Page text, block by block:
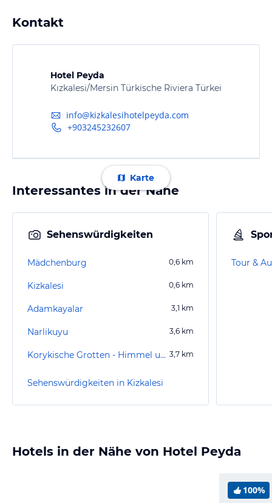
Kontakt
Hotel Peyda
Kızkalesi/Mersin Türkische Riviera Türkei
info@kizkalesihotelpeyda.com
+903245232607
Karte
Interessantes in der Nähe
Sehenswürdigkeiten
Mädchenburg 0,6 km
Kizkalesi 0,6 km
Adamkayalar 3,1 km
Narlikuyu 3,6 km
Korykische Grotten - Himmel und Hölle 3,7 km
Sehenswürdigkeiten in Kizkalesi
Tour &
Hotels in der Nähe von Hotel Peyda
100%